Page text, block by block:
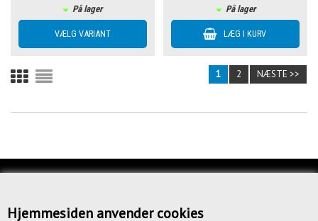
Hjemmesiden anvender cookies
På lager
På lager
1 2 NÆSTE >>
OM OS